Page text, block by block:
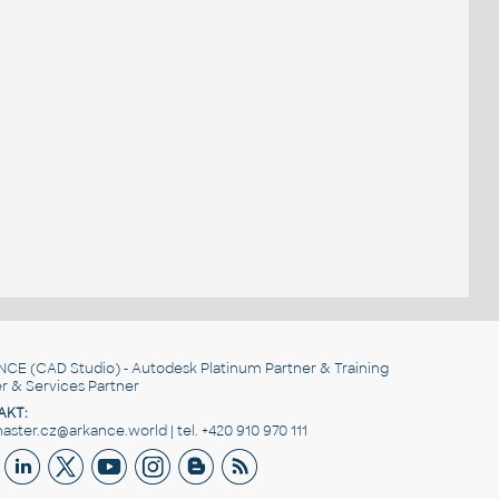
(CAD Studio) - Autodesk Platinum Partner & Training
& Services Partner
| tel. +420 910 970 111